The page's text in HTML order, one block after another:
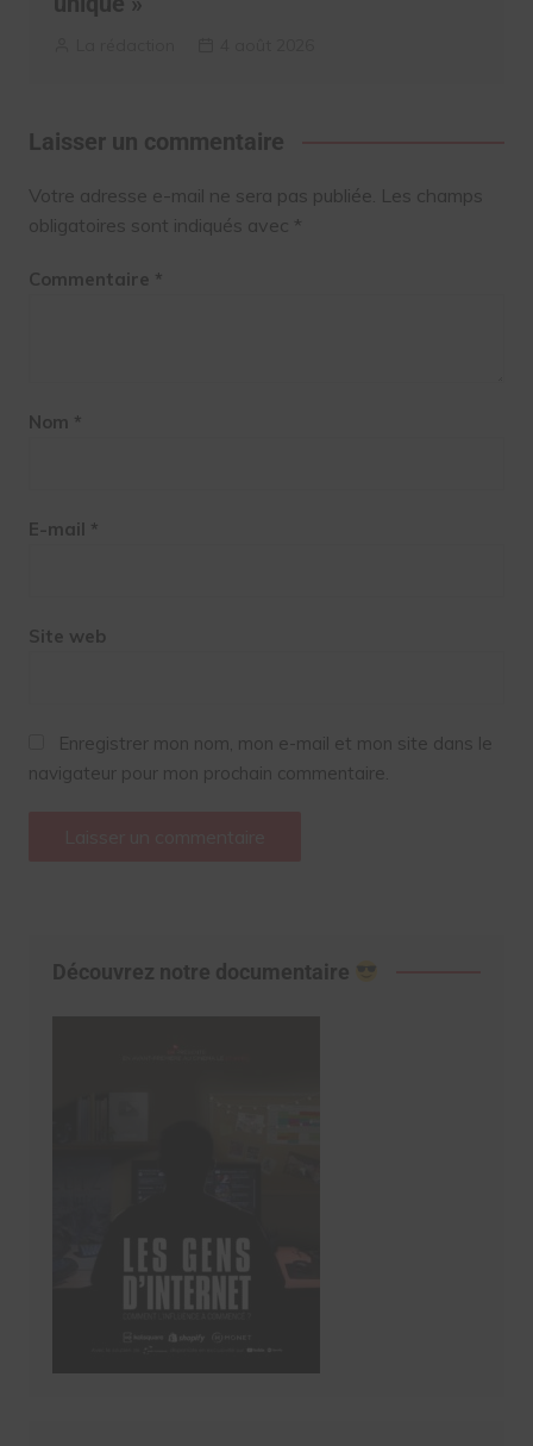
Laisser un commentaire
Votre adresse e-mail ne sera pas publiée. Les champs
obligatoires sont indiqués avec *
Commentaire *
Nom *
E-mail *
Site web
Enregistrer mon nom, mon e-mail et mon site dans le
navigateur pour mon prochain commentaire.
Découvrez notre documentaire